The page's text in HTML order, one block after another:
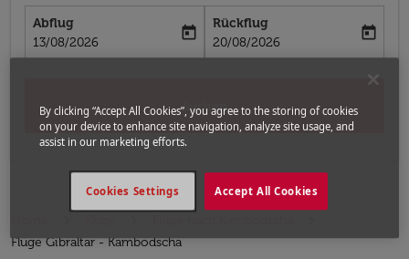
Abflug
fc-booking-departure-date-aria-label
13/08/2026
today
Rückflug
fc-booking-return-date-aria-label
20/08/2026
today
Suchen
Flüge Gibraltar - Kambodscha
By clicking “Accept All Cookies”, you agree to the storing of cookies
on your device to enhance site navigation, analyze site usage, and
assist in our marketing efforts.
Accept All Cookies
Cookies Settings